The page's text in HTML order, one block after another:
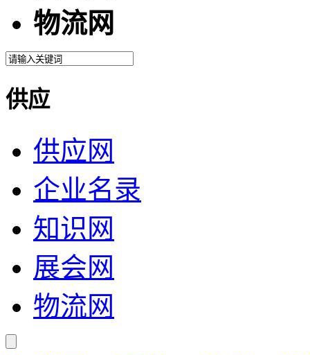
物流网
供应
供应网
企业名录
知识网
展会网
物流网